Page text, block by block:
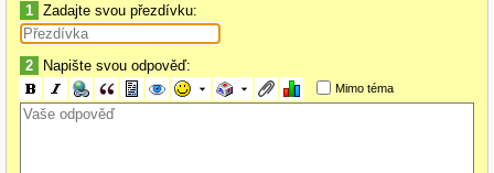
1 Zadajte svou přezdívku:
2 Napište svou odpověď:
Mimo téma